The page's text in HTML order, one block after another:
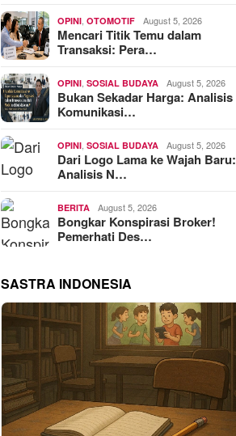
OPINI ,OTOMOTIF August 5, 2026
Mencari Titik Temu dalam
Transaksi: Pera…
OPINI ,SOSIAL BUDAYA August 5, 2026
Bukan Sekadar Harga: Analisis
Komunikasi…
OPINI ,SOSIAL BUDAYA August 5, 2026
Dari Logo Lama ke Wajah Baru:
Analisis N…
BERITA August 5, 2026
Bongkar Konspirasi Broker!
Pemerhati Des…
SASTRA INDONESIA